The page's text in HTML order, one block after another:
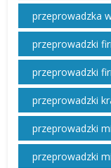
przeprowadzka
przeprowadzki
przeprowadzki
przeprowadzki
przeprowadzki
przeprowadzki